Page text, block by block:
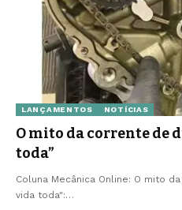
LANÇAMENTOS NOTÍCIAS
O mito da corrente de
toda”
Coluna Mecânica Online: O mito
vida toda":…